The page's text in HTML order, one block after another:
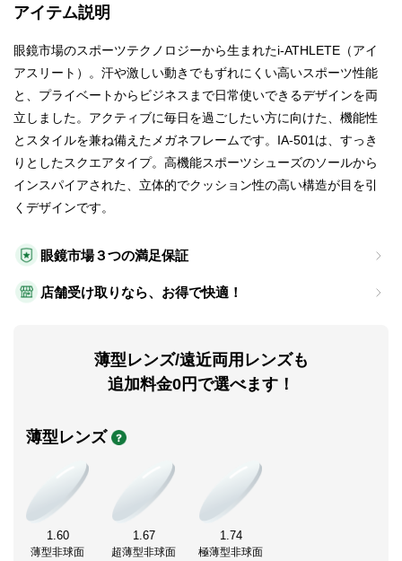
眼鏡市場３つの満足保証
店舗受け取りなら、お得で快適！
薄型レンズ/遠近両用レンズも
追加料金0円で選べます！
薄型レンズ
1.60
薄型非球面
1.67
超薄型非球面
1.74
極薄型非球面
アイテム説明
眼鏡市場のスポーツテクノロジーから生まれたi-ATHLETE（アイ
アスリート）。汗や激しい動きでもずれにくい高いスポーツ性能
と、プライベートからビジネスまで日常使いできるデザインを両
立しました。アクティブに毎日を過ごしたい方に向けた、機能性
とスタイルを兼ね備えたメガネフレームです。IA-501は、すっき
りとしたスクエアタイプ。高機能スポーツシューズのソールから
インスパイアされた、立体的でクッション性の高い構造が目を引
くデザインです。